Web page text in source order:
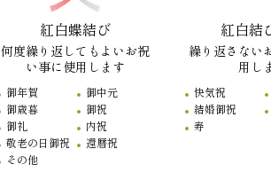
紅白蝶結び
何度繰り返してもよいお祝
い事に使用します
御年賀
御中元
御歳暮
御祝
御礼
内祝
敬老の日御祝
還暦祝
その他
紅白結
繰り返さない
用し
快気祝
結婚御祝
寿